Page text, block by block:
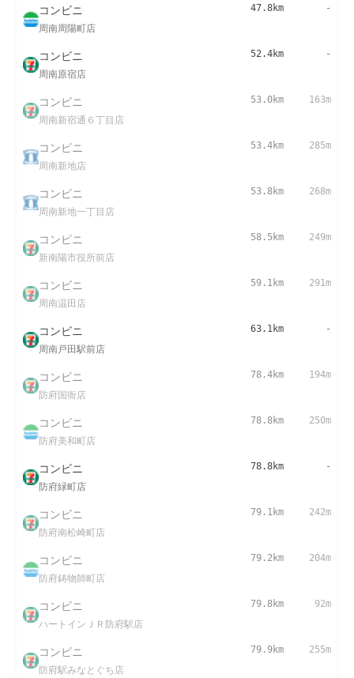
コンビニ
周南周陽町店
47.8km -
コンビニ
周南原宿店
52.4km -
コンビニ
周南新宿通６丁目店
53.0km 163m
コンビニ
周南新地店
53.4km 285m
コンビニ
周南新地一丁目店
53.8km 268m
コンビニ
新南陽市役所前店
58.5km 249m
コンビニ
周南温田店
59.1km 291m
コンビニ
周南戸田駅前店
63.1km -
コンビニ
防府国衙店
78.4km 194m
コンビニ
防府美和町店
78.8km 250m
コンビニ
防府緑町店
78.8km -
コンビニ
防府南松崎町店
79.1km 242m
コンビニ
防府鋳物師町店
79.2km 204m
コンビニ
ハートインＪＲ防府駅店
79.8km 92m
コンビニ
防府駅みなとぐち店
79.9km 255m